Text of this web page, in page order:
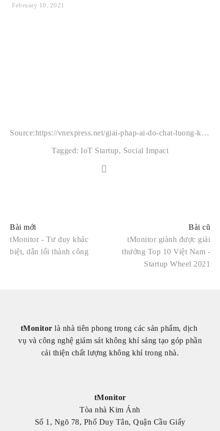
February 10, 2021
Source:https://vnexpress.net/giai-phap-ai-do-chat-luong-khong-khi-thang-startup-wheel-2021-4382282.html
Tagged: IoT Startup, Social Impact
tMonitor - Tư duy khác
biệt, dẫn lối thành công
tMonitor giành được giải
thưởng Top 10 Việt Nam -
Startup Wheel 2021
tMonitor là nhà tiên phong trong các sản phẩm, dịch
vụ và công nghệ giám sát không khí sáng tạo góp phần
cải thiện chất lượng không khí trong nhà.
tMonitor
Tòa nhà Kim Ánh
Số 1, Ngõ 78, Phố Duy Tân, Quận Cầu Giấy